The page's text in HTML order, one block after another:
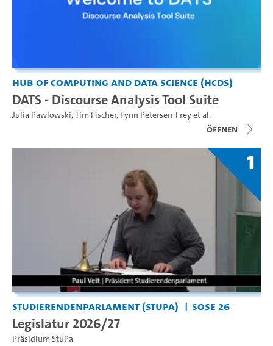
Hub of Computing and Data Science (HCDS)
DATS - Discourse Analysis Tool Suite
Julia Pawlowski,Tim Fischer, Fynn Petersen-Freyet al.
Öffnen
1
Studierendenparlament (StuPa) SoSe 26
Legislatur 2026/27
Präsidium StuPa